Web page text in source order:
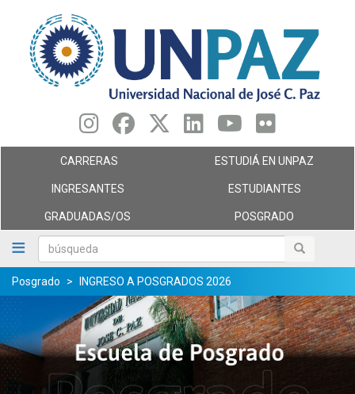
contenido
principal
búsqueda búsqueda
CARRERAS ESTUDIÁ EN UNPAZ
INGRESANTES ESTUDIANTES
GRADUADAS/OS POSGRADO
Posgrado INGRESO A POSGRADOS 2026